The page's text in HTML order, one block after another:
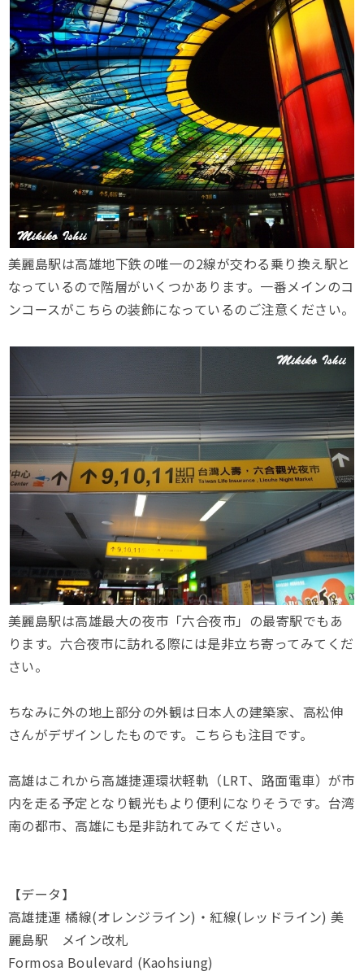
美麗島駅は高雄地下鉄の唯一の2線が交わる乗り換え駅と
なっているので階層がいくつかあります。一番メインのコ
ンコースがこちらの装飾になっているのご注意ください。
美麗島駅は高雄最大の夜市「六合夜市」の最寄駅でもあ
ります。六合夜市に訪れる際には是非立ち寄ってみてくだ
さい。
ちなみに外の地上部分の外観は日本人の建築家、高松伸
さんがデザインしたものです。こちらも注目です。
高雄はこれから高雄捷運環状軽軌（LRT、路面電車）が市
内を走る予定となり観光もより便利になりそうです。台湾
南の都市、高雄にも是非訪れてみてください。
【データ】
高雄捷運 橘線(オレンジライン)・紅線(レッドライン) 美
麗島駅 メイン改札
Formosa Boulevard (Kaohsiung)